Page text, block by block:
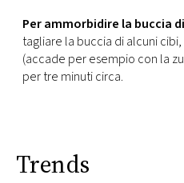
Per ammorbidire la buccia
tagliare la buccia di alcuni
(accade per esempio con la
per tre minuti circa.
Trends